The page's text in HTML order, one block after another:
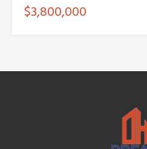
$3,800,000